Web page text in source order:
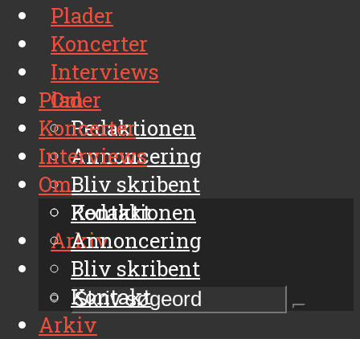
Plader
Koncerter
Interviews
Om
Redaktionen
Annoncering
Bliv skribent
Kontakt
Arkiv
Plader
Koncerter
Interviews
Om
Redaktionen
Annoncering
Bliv skribent
Kontakt
Arkiv